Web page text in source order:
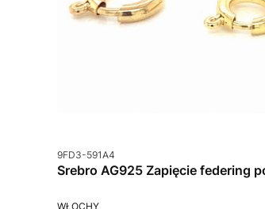
Kod produktu
9FD3-591A4
Srebro AG925 Zapięcie federing
PRODUCENT
WŁOCHY